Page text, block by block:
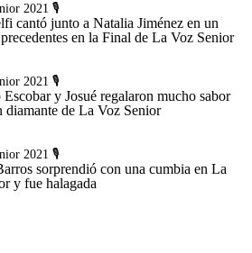
2021 🎙️
cantó junto a Natalia Jiménez en un
en la Final de La Voz Senior
2021 🎙️
y Josué regalaron mucho sabor
diamante de La Voz Senior
2021 🎙️
sorprendió con una cumbia en La
y fue halagada